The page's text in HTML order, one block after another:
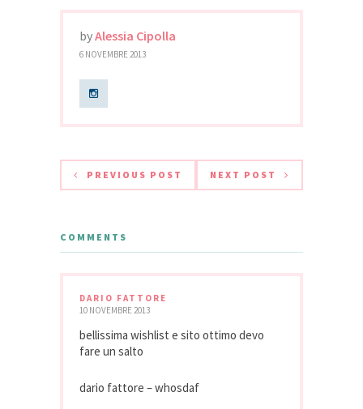
byAlessia Cipolla
6 NOVEMBRE 2013
PREVIOUS POST NEXT POST
COMMENTS
DARIO FATTORE
10 NOVEMBRE 2013
bellissima wishlist e sito ottimo devo
fare un salto
dario fattore – whosdaf